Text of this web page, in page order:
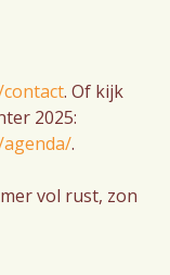
. Of kijk
2025:
.
vol rust, zon